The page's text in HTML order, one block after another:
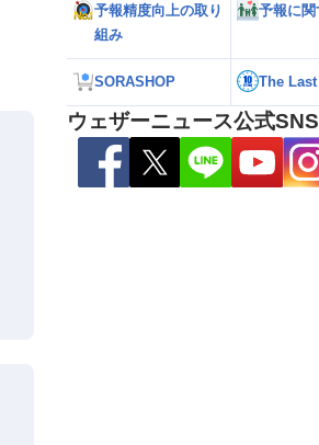
予報精度向上の取り
組み
予報に関
SORASHOP The
ウェザーニュース公式SNS